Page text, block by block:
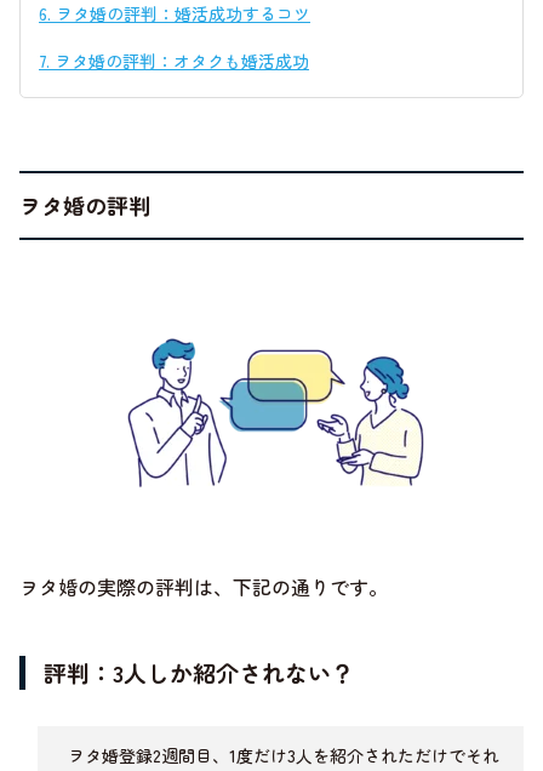
6. ヲタ婚の評判：婚活成功するコツ
7. ヲタ婚の評判：オタクも婚活成功
ヲタ婚の評判
ヲタ婚の実際の評判は、下記の通りです。
評判：3人しか紹介されない？
ヲタ婚登録2週間目、1度だけ3人を紹介されただけでそれ